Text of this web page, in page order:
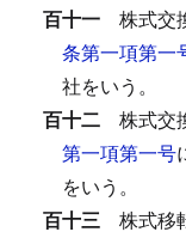
百十一 株式交
条第一項第一
社をいう。
百十二 株式交
第一項第一号
をいう。
百十三 株式移